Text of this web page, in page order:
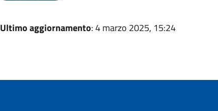
Ultimo aggiornamento: 4 marzo 2025, 15:24